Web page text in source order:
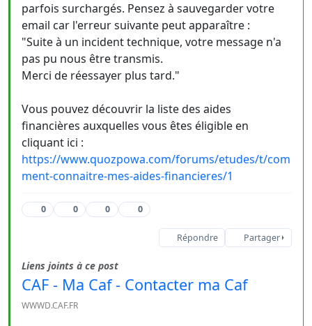
parfois surchargés. Pensez à sauvegarder votre
email car l'erreur suivante peut apparaître :
"Suite à un incident technique, votre message n'a
pas pu nous être transmis.
Merci de réessayer plus tard."
Vous pouvez découvrir la liste des aides
financières auxquelles vous êtes éligible en
cliquant ici :
https://www.quozpowa.com/forums/etudes/t/com
ment-connaitre-mes-aides-financieres/1
0 0 0 0
Répondre Partager
Liens joints à ce post
CAF - Ma Caf - Contacter ma Caf
WWWD.CAF.FR